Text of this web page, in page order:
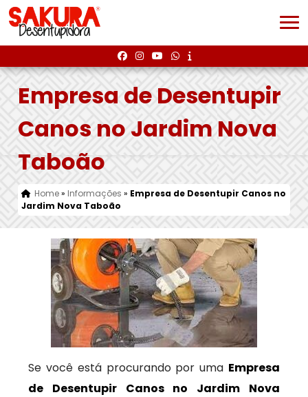
Empresa de Desentupir
Canos no Jardim Nova
Taboão
Home» Informações » Empresa de Desentupir Canos no
Jardim Nova Taboão
Se você está procurando por uma Empresa
de Desentupir Canos no Jardim Nova